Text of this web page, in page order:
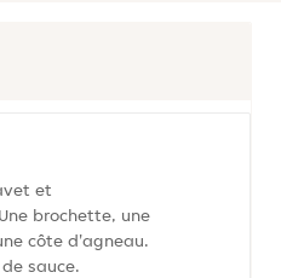
et
brochette, une
côte d'agneau.
sauce.